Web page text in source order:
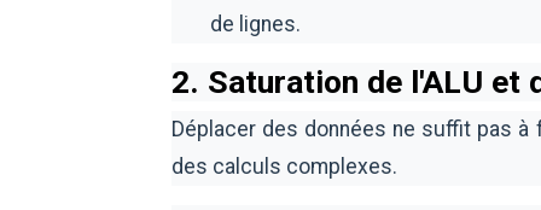
de lignes.
2. Saturation de l'ALU et
Déplacer des données ne suffit pas
des calculs complexes.